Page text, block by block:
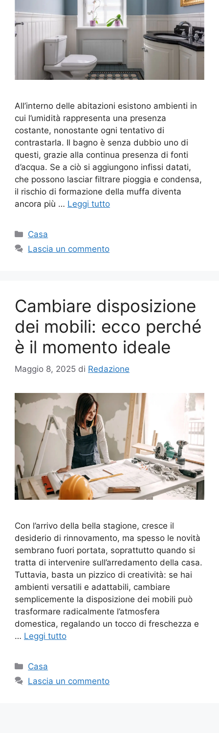
All’interno delle abitazioni esistono ambienti in
cui l’umidità rappresenta una presenza
costante, nonostante ogni tentativo di
contrastarla. Il bagno è senza dubbio uno di
questi, grazie alla continua presenza di fonti
d’acqua. Se a ciò si aggiungono infissi datati,
che possono lasciar filtrare pioggia e condensa,
il rischio di formazione della muffa diventa
ancora più … Leggi tutto
Categorie
Casa
Lascia un commento
Cambiare disposizione
dei mobili: ecco perché
è il momento ideale
Maggio 8, 2025 di Redazione
Con l’arrivo della bella stagione, cresce il
desiderio di rinnovamento, ma spesso le novità
sembrano fuori portata, soprattutto quando si
tratta di intervenire sull’arredamento della casa.
Tuttavia, basta un pizzico di creatività: se hai
ambienti versatili e adattabili, cambiare
semplicemente la disposizione dei mobili può
trasformare radicalmente l’atmosfera
domestica, regalando un tocco di freschezza e
… Leggi tutto
Categorie
Casa
Lascia un commento